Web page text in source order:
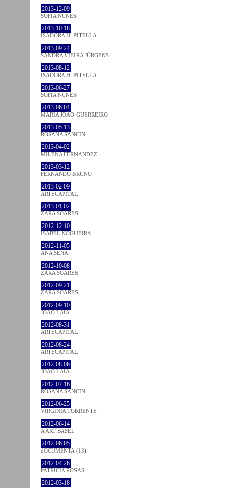
2013-12-09
SOFIA NUNES
2013-10-18
ISADORA H. PITELLA
2013-09-24
SANDRA VIEIRA JÜRGENS
2013-08-12
ISADORA H. PITELLA
2013-06-27
SOFIA NUNES
2013-06-04
MARIA JOÃO GUERREIRO
2013-05-13
ROSANA SANCIN
2013-04-02
MILENA FÉRNANDEZ
2013-03-12
FERNANDO BRUNO
2013-02-09
ARTECAPITAL
2013-01-02
ZARA SOARES
2012-12-10
ISABEL NOGUEIRA
2012-11-05
ANA SENA
2012-10-08
ZARA SOARES
2012-09-21
ZARA SOARES
2012-09-10
JOÃO LAIA
2012-08-31
ARTECAPITAL
2012-08-24
ARTECAPITAL
2012-08-06
JOÃO LAIA
2012-07-16
ROSANA SANCIN
2012-06-25
VIRGINIA TORRENTE
2012-06-14
A ART BASEL
2012-06-05
dOCUMENTA (13)
2012-04-26
PATRÍCIA ROSAS
2012-03-18